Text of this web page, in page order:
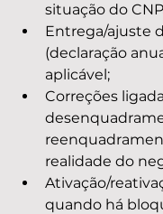
situação do
Entrega/ajuste
(declaração
aplicável;
Correções
realidade do
Ativação/
quando há